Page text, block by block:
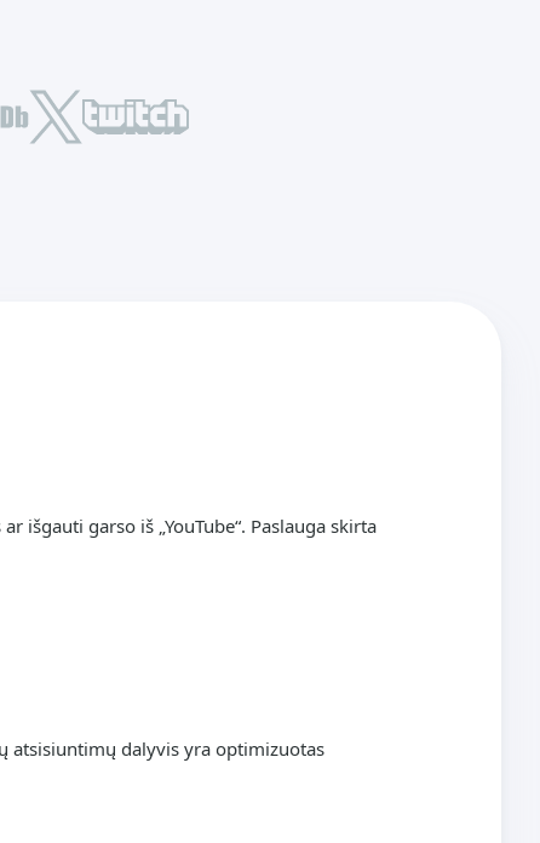
išgauti garso iš „YouTube“. Paslauga skirta
atsisiuntimų dalyvis yra optimizuotas